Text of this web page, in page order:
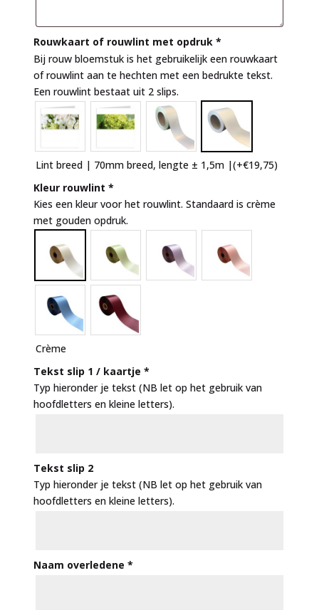
Rouwkaart of rouwlint met opdruk *
Bij rouw bloemstuk is het gebruikelijk een rouwkaart
of rouwlint aan te hechten met een bedrukte tekst.
Een rouwlint bestaat uit 2 slips.
Lint breed | 70mm breed, lengte ± 1,5m |(+€19,75)
Kleur rouwlint *
Kies een kleur voor het rouwlint. Standaard is crème
met gouden opdruk.
Crème
Tekst slip 1 / kaartje *
Typ hieronder je tekst (NB let op het gebruik van
hoofdletters en kleine letters).
Tekst slip 2
Typ hieronder je tekst (NB let op het gebruik van
hoofdletters en kleine letters).
Naam overledene *